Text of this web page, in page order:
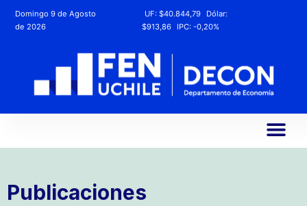
Domingo 9 de Agosto
de 2026
UF:$40.844,79
Dólar:
$913,86
IPC:-0,20%
Publicaciones